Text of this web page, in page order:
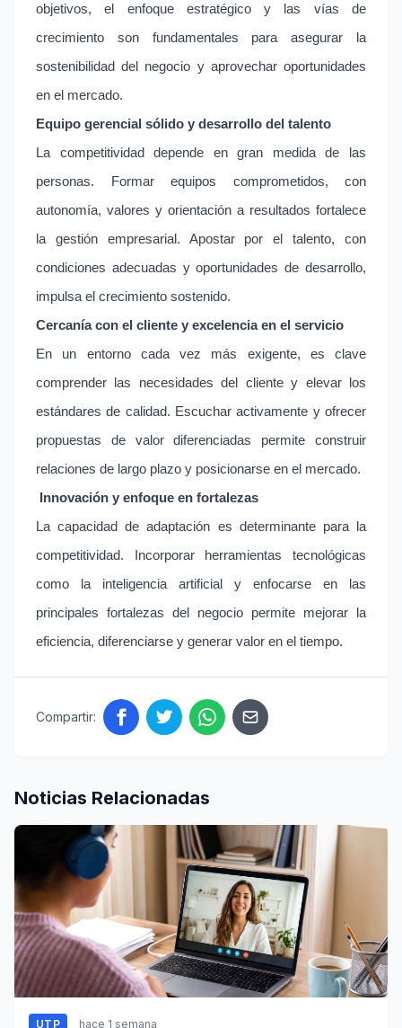
objetivos, el enfoque estratégico y las vías de
crecimiento son fundamentales para asegurar la
sostenibilidad del negocio y aprovechar oportunidades
en el mercado.
Equipo gerencial sólido y desarrollo del talento
La competitividad depende en gran medida de las
personas. Formar equipos comprometidos, con
autonomía, valores y orientación a resultados fortalece
la gestión empresarial. Apostar por el talento, con
condiciones adecuadas y oportunidades de desarrollo,
impulsa el crecimiento sostenido.
Cercanía con el cliente y excelencia en el servicio
En un entorno cada vez más exigente, es clave
comprender las necesidades del cliente y elevar los
estándares de calidad. Escuchar activamente y ofrecer
propuestas de valor diferenciadas permite construir
relaciones de largo plazo y posicionarse en el mercado.
Innovación y enfoque en fortalezas
La capacidad de adaptación es determinante para la
competitividad. Incorporar herramientas tecnológicas
como la inteligencia artificial y enfocarse en las
principales fortalezas del negocio permite mejorar la
eficiencia, diferenciarse y generar valor en el tiempo.
Compartir:
Noticias Relacionadas
UTP hace 1 semana